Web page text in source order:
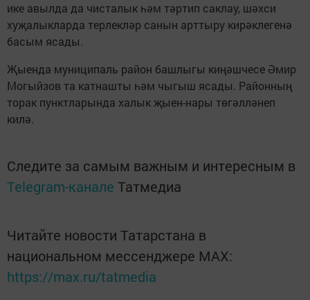
ике авылда да чисталык һәм тәртип саклау, шәхси
хуҗалыкларда терлекләр санын арттыру кирәклегенә
басым ясады.
Җыенда муниципаль район башлыгы киңәшчесе Әмир
Могыйзов та катнашты һәм чыгыш ясады. Районның
торак пунктларында халык җыен-нары төгәлләнеп
килә.
Следите за самым важным и интересным в
Telegram-канале Татмедиа
Читайте новости Татарстана в
национальном мессенджере MАХ:
https://max.ru/tatmedia